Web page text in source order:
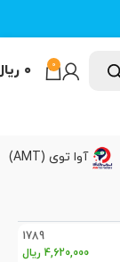
0 ۰
آوا توی (AMT)
1789
4,620,000 ریال